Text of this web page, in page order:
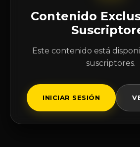
Contenido
Este contenido está
suscriptores.
INICIAR SESIÓN